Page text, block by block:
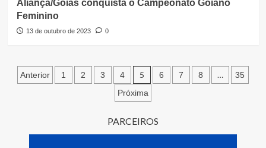
Aliança/Goiás conquista o Campeonato Goiano
Feminino
13 de outubro de 2023 0
Paginação
Anterior 1 2 3 4 5 6 7 8 …
35
Próxima
PARCEIROS